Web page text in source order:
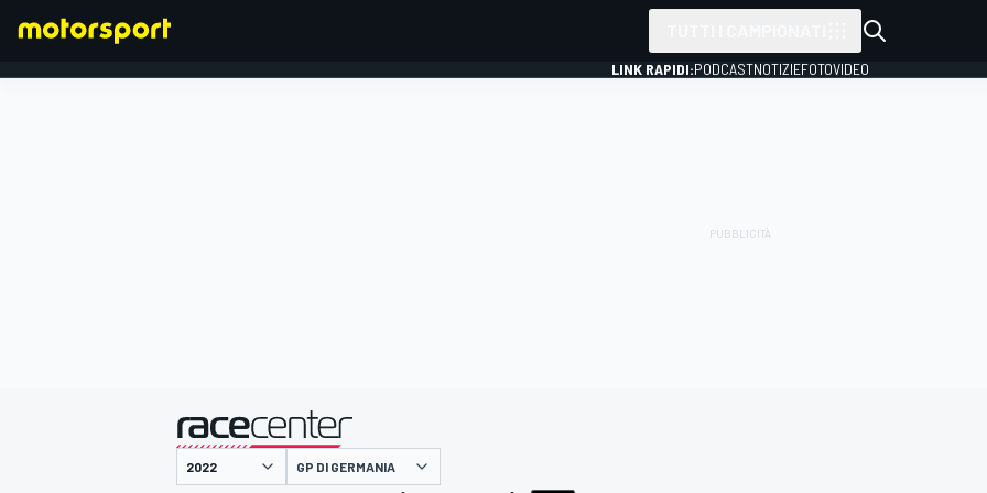
LINK RAPIDI:PODCASTNOTIZIEFOTOVIDEO
presentato da
GP DI GERMANIA